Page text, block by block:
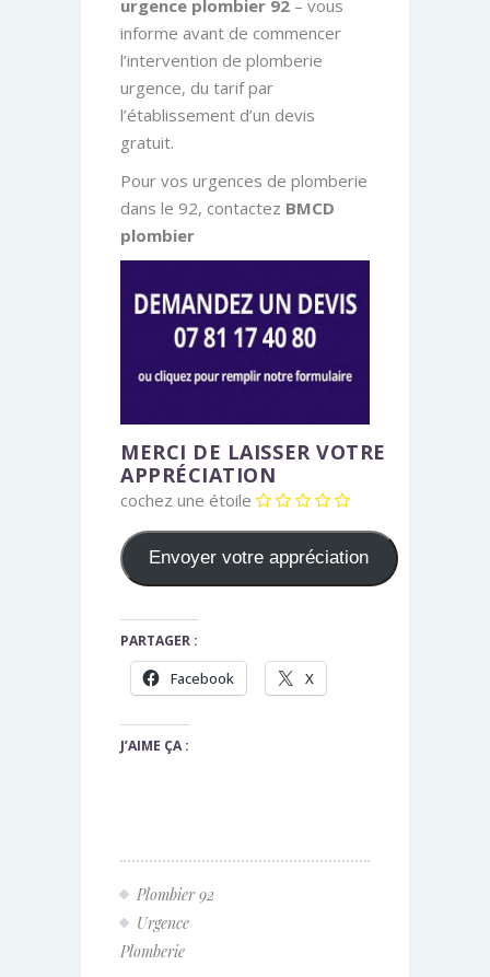
urgence plombier 92 – vous
informe avant de commencer
l’intervention de plomberie
urgence, du tarif par
l’établissement d’un devis
gratuit.
Pour vos urgences de plomberie
dans le 92, contactez BMCD
plombier
MERCI DE LAISSER VOTRE
APPRÉCIATION
cochez une étoile
PARTAGER :
Facebook X
J’AIME ÇA :
Plombier 92
Urgence
Plomberie